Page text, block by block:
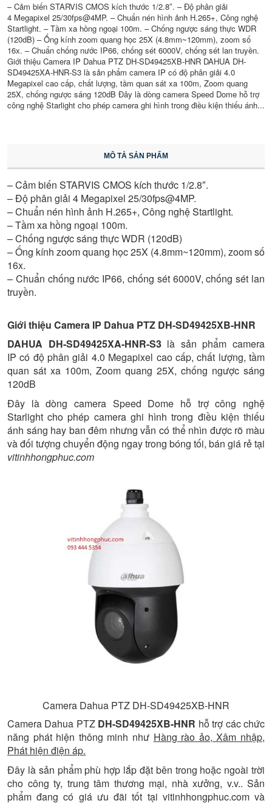
– Cảm biến STARVIS CMOS kích thước 1/2.8″. – Độ phân giải
4 Megapixel 25/30fps@4MP. – Chuẩn nén hình ảnh H.265+, Công nghệ
Startlight. – Tầm xa hồng ngoại 100m. – Chống ngược sáng thực WDR
(120dB) – Ống kính zoom quang học 25X (4.8mm~120mm), zoom số
16x. – Chuẩn chống nước IP66, chống sét 6000V, chống sét lan truyền.
Giới thiệu Camera IP Dahua PTZ DH-SD49425XB-HNR DAHUA DH-
SD49425XA-HNR-S3 là sản phẩm camera IP có độ phân giải 4.0
Megapixel cao cấp, chất lượng, tầm quan sát xa 100m, Zoom quang
25X, chống ngược sáng 120dB Đây là dòng camera Speed Dome hỗ trợ
công nghệ Starlight cho phép camera ghi hình trong điều kiện thiếu ánh...
MÔ TẢ SẢN PHẨM
– Cảm biến STARVIS CMOS kích thước 1/2.8″.
– Độ phân giải 4 Megapixel 25/30fps@4MP.
– Chuẩn nén hình ảnh H.265+, Công nghệ Startlight.
– Tầm xa hồng ngoại 100m.
– Chống ngược sáng thực WDR (120dB)
– Ống kính zoom quang học 25X (4.8mm~120mm), zoom số
16x.
– Chuẩn chống nước IP66, chống sét 6000V, chống sét lan
truyền.
Giới thiệu Camera IP Dahua PTZ DH-SD49425XB-HNR
DAHUA DH-SD49425XA-HNR-S3là sản phẩm camera
IP có độ phân giải 4.0 Megapixel cao cấp, chất lượng, tầm
quan sát xa 100m, Zoom quang 25X, chống ngược sáng
120dB
Đây là dòng camera Speed Dome hỗ trợ công nghệ
Starlight cho phép camera ghi hình trong điều kiện thiếu
ánh sáng hay ban đêm nhưng vẫn có thể nhìn được rõ màu
và đối tượng chuyển động ngay trong bóng tối, bán giá rẻ tại
vitinhhongphuc.com
Camera Dahua PTZ DH-SD49425XB-HNR
Camera Dahua PTZ DH-SD49425XB-HNR hỗ trợ các chức
năng phát hiện thông minh như Hàng rào ảo, Xâm nhập,
Phát hiện điện áp.
Đây là sản phẩm phù hợp lắp đặt bên trong hoặc ngoài trời
cho công ty, trung tâm thương mại, nhà xưởng, v.v.. Sản
phẩm đang có giá ưu đãi tốt tại vitinhhongphuc.com và